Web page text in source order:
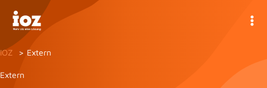
Inhalt
springen
IOZ Extern
Extern